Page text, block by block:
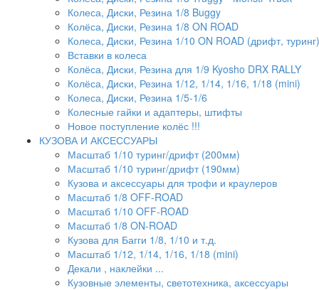
Колеса, Диски, Резина 1/8 Buggy
Колёса, Диски, Резина 1/8 ON ROAD
Колеса, Диски, Резина 1/10 ON ROAD (дрифт, туринг)
Вставки в колеса
Колёса, Диски, Резина для 1/9 Kyosho DRX RALLY
Колёса, Диски, Резина 1/12, 1/14, 1/16, 1/18 (mini)
Колеса, Диски, Резина 1/5-1/6
Колесные гайки и адаптеры, штифты
Новое поступление колёс !!!
КУЗОВА И АКСЕССУАРЫ
Масштаб 1/10 туринг/дрифт (200мм)
Масштаб 1/10 туринг/дрифт (190мм)
Кузова и аксессуары для трофи и краулеров
Масштаб 1/8 OFF-ROAD
Масштаб 1/10 OFF-ROAD
Масштаб 1/8 ON-ROAD
Кузова для Багги 1/8, 1/10 и т.д.
Масштаб 1/12, 1/14, 1/16, 1/18 (mini)
Декали , наклейки ...
Кузовные элементы, светотехника, аксессуары